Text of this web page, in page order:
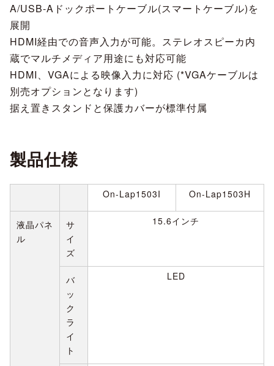
A/USB-Aドックポートケーブル(スマートケーブル)を
展開
HDMI経由での音声入力が可能。ステレオスピーカ内
蔵でマルチメディア用途にも対応可能
HDMI、VGAによる映像入力に対応 (*VGAケーブルは
別売オプションとなります)
据え置きスタンドと保護カバーが標準付属
製品仕様
On-Lap1503I On-Lap1503H
液晶パネ
ル
サ
イ
ズ
15.6インチ
バ
ッ
ク
ラ
イ
ト
LED